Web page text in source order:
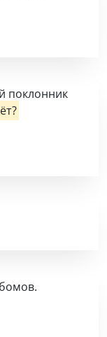
поклонник